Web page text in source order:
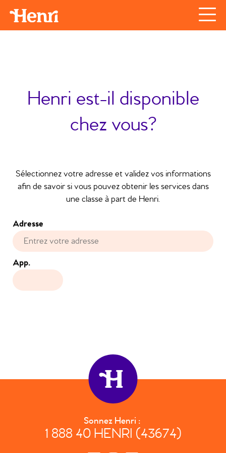
Henri est-il disponible
chez vous?
Sélectionnez votre adresse et validez vos informations
afin de savoir si vous pouvez obtenir les services dans
une classe à part de Henri.
Adresse
App.
Sonnez Henri :
1 888 40 HENRI (43674)